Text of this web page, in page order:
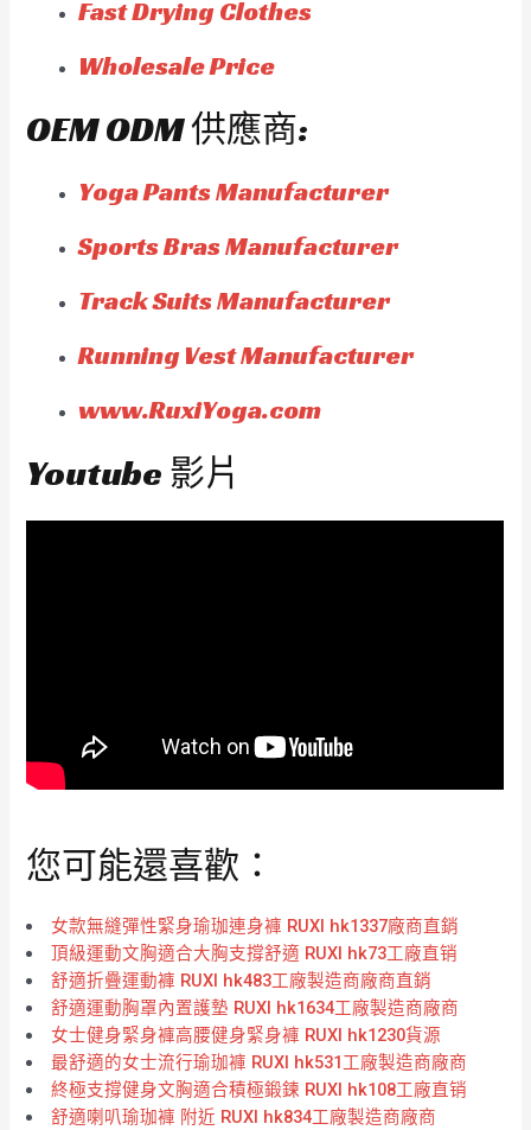
Fast Drying Clothes
Wholesale Price
OEM ODM 供應商:
Yoga Pants Manufacturer
Sports Bras Manufacturer
Track Suits Manufacturer
Running Vest Manufacturer
www.RuxiYoga.com
Youtube 影片
您可能還喜歡：
女款無縫彈性緊身瑜珈連身褲 RUXI hk1337廠商直銷
頂級運動文胸適合大胸支撐舒適 RUXI hk73工廠直销
舒適折疊運動褲 RUXI hk483工廠製造商廠商直銷
舒適運動胸罩內置護墊 RUXI hk1634工廠製造商廠商
女士健身緊身褲高腰健身緊身褲 RUXI hk1230貨源
最舒適的女士流行瑜珈褲 RUXI hk531工廠製造商廠商
終極支撐健身文胸適合積極鍛鍊 RUXI hk108工廠直销
舒適喇叭瑜珈褲 附近 RUXI hk834工廠製造商廠商